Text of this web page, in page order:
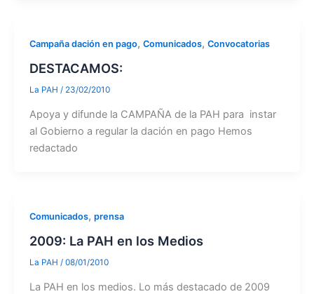
Campaña dación en pago, Comunicados, Convocatorias
DESTACAMOS:
La PAH / 23/02/2010
Apoya y difunde la CAMPAÑA de la PAH para instar
al Gobierno a regular la dación en pago Hemos
redactado
Comunicados, prensa
2009: La PAH en los Medios
La PAH / 08/01/2010
La PAH en los medios. Lo más destacado de 2009